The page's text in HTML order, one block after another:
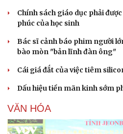
Chính sách giáo dục phải
phúc của học sinh
Bác sĩ cảnh báo phim người
bào mòn "bản lĩnh đàn ông"
Cái giá đắt của việc tiêm
Dấu hiệu tiền mãn kinh sớm
VĂN HÓA